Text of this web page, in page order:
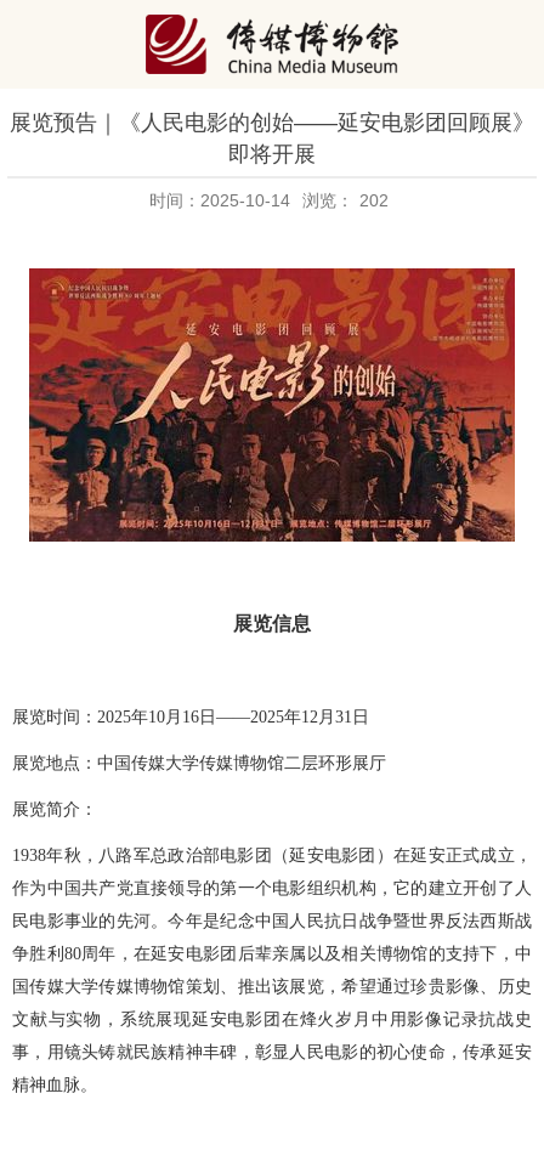
展览预告｜《人民电影的创始——延安电影团回顾展》
即将开展
时间：2025-10-14 浏览： 202
展览信息
展览时间： 2025年10月16日——2025年12月31日
展览地点：中国传媒大学传媒博物馆二层环形展厅
展览简介：
1938年秋，八路军总政治部电影团（延安电影团）在延安正式成立，
作为中国共产党直接领导的第一个电影组织机构，它的建立开创了人
民电影事业的先河。今年是纪念中国人民抗日战争暨世界反法西斯战
争胜利80周年，在延安电影团后辈亲属以及相关博物馆的支持下，中
国传媒大学传媒博物馆策划、推出该展览，希望通过珍贵影像、历史
文献与实物，系统展现延安电影团在烽火岁月中用影像记录抗战史
事，用镜头铸就民族精神丰碑，彰显人民电影的初心使命，传承延安
精神血脉。